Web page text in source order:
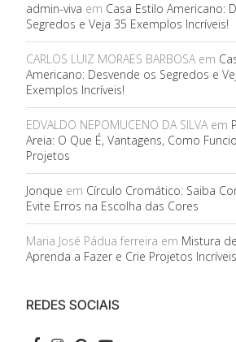
admin-viva em Casa Estilo Americano:
Segredos e Veja 35 Exemplos Incríveis!
CARLOS LUIZ MORAES BARBOSAem
Americano: Desvende os Segredos e
Exemplos Incríveis!
EDVALDO NEPOMUCENO DA SILVAem
Areia: O Que É, Vantagens, Como
Projetos
Jonque em Círculo Cromático: Saiba
Evite Erros na Escolha das Cores
Maria José Pádua ferreira em Mistura
Aprenda a Fazer e Crie Projetos Incríveis
REDES SOCIAIS